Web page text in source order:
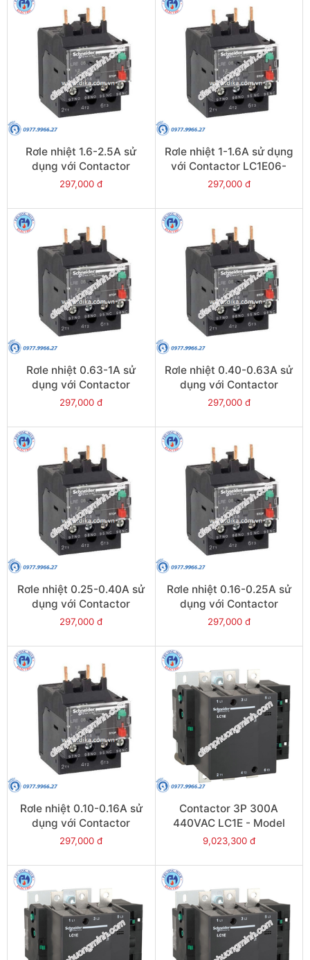
Rơle nhiệt 1.6-2.5A sử
dụng với Contactor
LC1E06-E38 - Model
297,000 đ
Rơle nhiệt 1-1.6A sử dụng
với Contactor LC1E06-
E38 - Model LRE06
297,000 đ
Rơle nhiệt 0.63-1A sử
dụng với Contactor
LC1E06-E38 - Model
297,000 đ
Rơle nhiệt 0.40-0.63A sử
dụng với Contactor
LC1E06-E38 - Model
297,000 đ
Rơle nhiệt 0.25-0.40A sử
dụng với Contactor
LC1E06-E38 - Model
297,000 đ
Rơle nhiệt 0.16-0.25A sử
dụng với Contactor
LC1E06-E38 - Model
297,000 đ
Rơle nhiệt 0.10-0.16A sử
dụng với Contactor
LC1E06-E38 - Model
297,000 đ
Contactor 3P 300A
440VAC LC1E - Model
LC1E300R6
9,023,300 đ